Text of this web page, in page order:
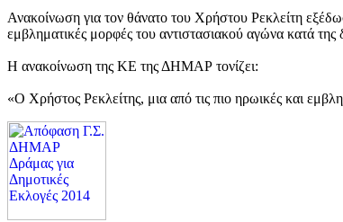
Ανακοίνωση για τον θάνατο του Χρήστου Ρεκλείτη
εμβληματικές μορφές του αντιστασιακού αγώνα κατά της
Η ανακοίνωση της ΚΕ της ΔΗΜΑΡ τονίζει:
«Ο Χρήστος Ρεκλείτης, μια από τις πιο ηρωικές και